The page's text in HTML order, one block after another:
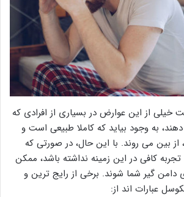
خیلی از این عوارض در بسیاری از افرادی که
به وجود بیاید که کاملا طبیعی است و
از بین می روند. با این حال، در صورتی که
کافی در این زمینه نداشته باشد، ممکن
گیر شما شوند. برخی از رایج ترین و
عبارات اند از: